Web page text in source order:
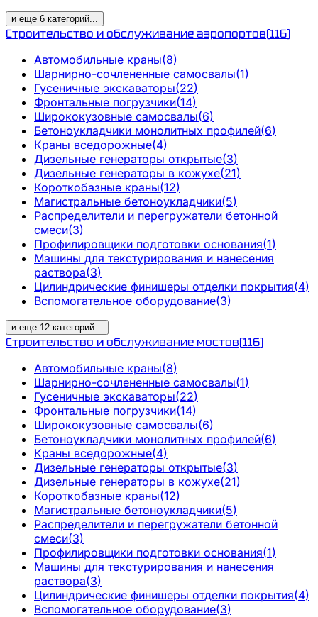
и еще 6 категорий...
Строительство и обслуживание аэропортов(116)
Автомобильные краны(8)
Шарнирно-сочлененные самосвалы(1)
Гусеничные экскаваторы(22)
Фронтальные погрузчики(14)
Ширококузовные самосвалы(6)
Бетоноукладчики монолитных профилей(6)
Краны вседорожные(4)
Дизельные генераторы открытые(3)
Дизельные генераторы в кожухе(21)
Короткобазные краны(12)
Магистральные бетоноукладчики(5)
Распределители и перегружатели бетонной
смеси(3)
Профилировщики подготовки основания(1)
Машины для текстурирования и нанесения
раствора(3)
Цилиндрические финишеры отделки покрытия(4)
Вспомогательное оборудование(3)
и еще 12 категорий...
Строительство и обслуживание мостов(116)
Автомобильные краны(8)
Шарнирно-сочлененные самосвалы(1)
Гусеничные экскаваторы(22)
Фронтальные погрузчики(14)
Ширококузовные самосвалы(6)
Бетоноукладчики монолитных профилей(6)
Краны вседорожные(4)
Дизельные генераторы открытые(3)
Дизельные генераторы в кожухе(21)
Короткобазные краны(12)
Магистральные бетоноукладчики(5)
Распределители и перегружатели бетонной
смеси(3)
Профилировщики подготовки основания(1)
Машины для текстурирования и нанесения
раствора(3)
Цилиндрические финишеры отделки покрытия(4)
Вспомогательное оборудование(3)